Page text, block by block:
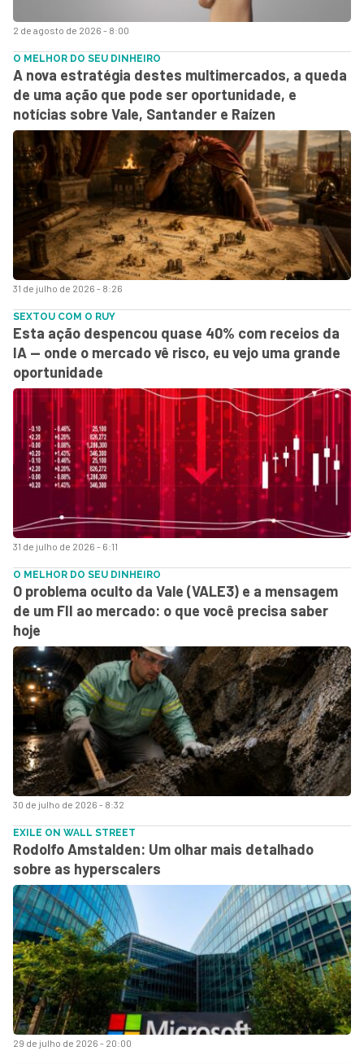
2 de agosto de 2026 - 8:00
31 de julho de 2026 - 8:26
O MELHOR DO SEU DINHEIRO
A nova estratégia destes multimercados, a queda
de uma ação que pode ser oportunidade, e
notícias sobre Vale, Santander e Raízen
31 de julho de 2026 - 6:11
SEXTOU COM O RUY
Esta ação despencou quase 40% com receios da
IA — onde o mercado vê risco, eu vejo uma grande
oportunidade
30 de julho de 2026 - 8:32
O MELHOR DO SEU DINHEIRO
O problema oculto da Vale (VALE3) e a mensagem
de um FII ao mercado: o que você precisa saber
hoje
29 de julho de 2026 - 20:00
EXILE ON WALL STREET
Rodolfo Amstalden: Um olhar mais detalhado
sobre as hyperscalers